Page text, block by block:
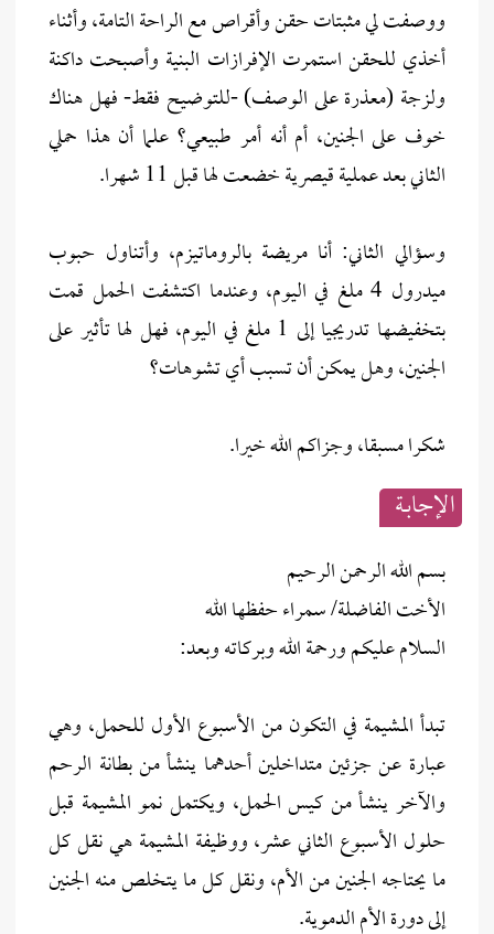
ووصفت لي مثبتات حقن وأقراص مع الراحة التامة، وأثناء
أخذي للحقن استمرت الإفرازات البنية وأصبحت داكنة
ولزجة (معذرة على الوصف) -للتوضيح فقط- فهل هناك
خوف على الجنين، أم أنه أمر طبيعي؟ علما أن هذا حملي
الثاني بعد عملية قيصرية خضعت لها قبل 11 شهرا.
وسؤالي الثاني: أنا مريضة بالروماتيزم، وأتناول حبوب
ميدرول 4 ملغ في اليوم، وعندما اكتشفت الحمل قمت
بتخفيضها تدريجيا إلى 1 ملغ في اليوم، فهل لها تأثير على
الجنين، وهل يمكن أن تسبب أي تشوهات؟
شكرا مسبقا، وجزاكم الله خيرا.
الإجابــة
بسم الله الرحمن الرحيم
الأخت الفاضلة/ سمراء حفظها الله
السلام عليكم ورحمة الله وبركاته وبعد:
تبدأ المشيمة في التكون من الأسبوع الأول للحمل، وهي
عبارة عن جزئين متداخلين أحدهما ينشأ من بطانة الرحم
والآخر ينشأ من كيس الحمل، ويكتمل نمو المشيمة قبل
حلول الأسبوع الثاني عشر، ووظيفة المشيمة هي نقل كل
ما يحتاجه الجنين من الأم، ونقل كل ما يتخلص منه الجنين
إلى دورة الأم الدموية.